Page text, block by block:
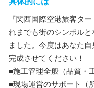
『関西国際空港旅客タ
れまでも街のシンボル
ました。今度はあなた
完成させてください！
■施工管理全般（品質・
■現場運営のサポート（